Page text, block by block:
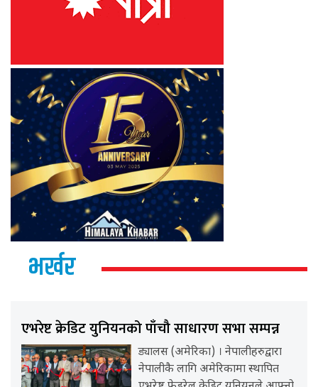
भर्खर
एभरेष्ट क्रेडिट युनियनको पाँचौ साधारण सभा सम्पन्न
ड्यालस (अमेरिका) । नेपालीहरुद्वारा
नेपालीकै लागि अमेरिकामा स्थापित